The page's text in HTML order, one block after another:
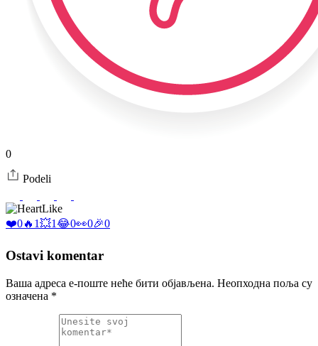
0
Podeli
Like
❤️0🔥 1💥1😂0👀0🎉0
Ostavi komentar
Ваша адреса е-поште неће бити објављена. Неопходна поља су
означена *